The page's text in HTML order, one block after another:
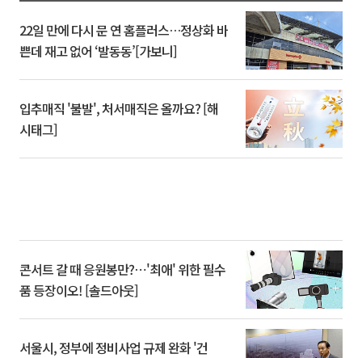
22일 만에 다시 문 연 홈플러스…정상화 바
쁜데 재고 없어 ‘발동동’[가보니]
입추매직 '불발', 처서매직은 올까요? [해
시태그]
콘서트 갈 때 응원봉만?⋯'최애' 위한 필수
품 등장이오! [솔드아웃]
서울시, 정부에 정비사업 규제 완화 '건